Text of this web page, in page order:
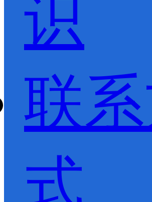
识
联
式